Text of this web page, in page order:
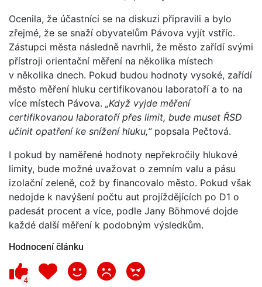
Ocenila, že účastníci se na diskuzi připravili a bylo
zřejmé, že se snaží obyvatelům Pávova vyjít vstříc.
Zástupci města následně navrhli, že město zařídí svými
přístroji orientační měření na několika místech
v několika dnech. Pokud budou hodnoty vysoké, zařídí
město měření hluku certifikovanou laboratoří a to na
více místech Pávova. „Když vyjde měření
certifikovanou laboratoří přes limit, bude muset ŘSD
učinit opatření ke snížení hluku,“popsala Pečtová.
I pokud by naměřené hodnoty nepřekročily hlukové
limity, bude možné uvažovat o zemním valu a pásu
izolační zeleně, což by financovalo město. Pokud však
nedojde k navýšení počtu aut projíždějících po D1 o
padesát procent a více, podle Jany Böhmové dojde
každé další měření k podobným výsledkům.
Hodnocení článku
4